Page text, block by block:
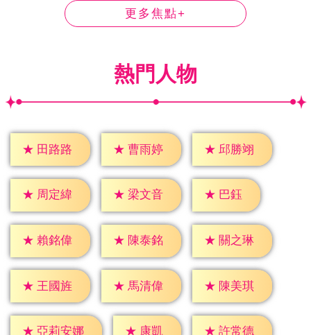
更多焦點+
熱門人物
★ 田路路 ★ 曹雨婷 ★ 邱勝翊
★ 周定緯 ★ 梁文音 ★ 巴鈺
★ 賴銘偉 ★ 陳泰銘 ★ 關之琳
★ 王國旌 ★ 馬清偉 ★ 陳美琪
★ 亞莉安娜 ★ 康凱 ★ 許常德